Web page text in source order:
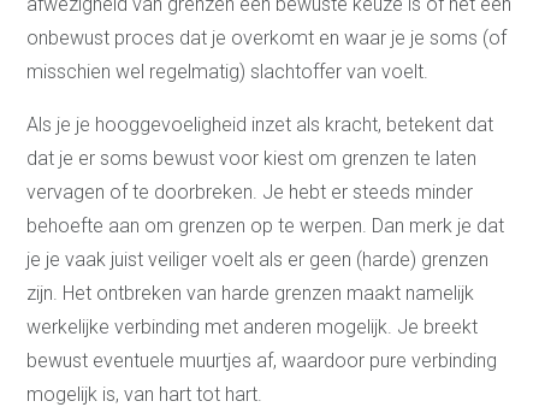
Teambuilding in Alkmaar
en omgeving
Assertiviteit of
vriendelijk nee zeggen
Communicatie
Communicatieadvies
Communicatieadvies op
maat
Onze
mensbenadering
Wie ben jij echt?
Emoties en gevoelens
Hooggevoeligheid
Hoogalertheid
Eigenschappen van je
onbewust proces dat je overkomt en waar je je soms (of
misschien wel regelmatig) slachtoffer van voelt.
Als je je hooggevoeligheid inzet als kracht, betekent dat
dat je er soms bewust voor kiest om grenzen te laten
vervagen of te doorbreken. Je hebt er steeds minder
behoefte aan om grenzen op te werpen. Dan merk je dat
je je vaak juist veiliger voelt als er geen (harde) grenzen
zijn. Het ontbreken van harde grenzen maakt namelijk
werkelijke verbinding met anderen mogelijk. Je breekt
bewust eventuele muurtjes af, waardoor pure verbinding
mogelijk is, van hart tot hart.